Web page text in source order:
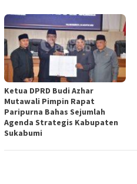
Ketua DPRD Budi Azhar
Mutawali Pimpin Rapat
Paripurna Bahas Sejumlah
Agenda Strategis Kabupaten
Sukabumi